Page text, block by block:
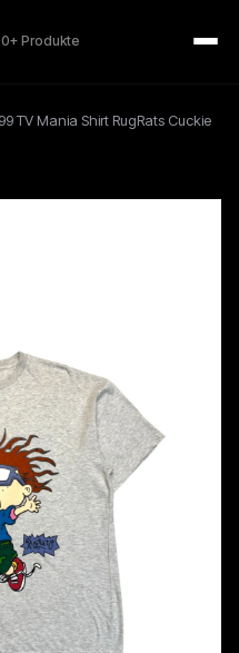
Produkte
TV Mania Shirt RugRats Cuckie